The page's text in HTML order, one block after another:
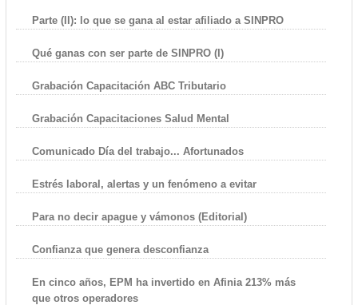
Parte (II): lo que se gana al estar afiliado a SINPRO
Qué ganas con ser parte de SINPRO (I)
Grabación Capacitación ABC Tributario
Grabación Capacitaciones Salud Mental
Comunicado Día del trabajo... Afortunados
Estrés laboral, alertas y un fenómeno a evitar
Para no decir apague y vámonos (Editorial)
Confianza que genera desconfianza
En cinco años, EPM ha invertido en Afinia 213% más
que otros operadores